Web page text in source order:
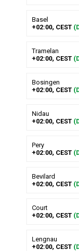
Basel
+02:00, CEST
Tramelan
+02:00, CEST
Bosingen
+02:00, CEST
Nidau
+02:00, CEST
Pery
+02:00, CEST
Bevilard
+02:00, CEST
Court
+02:00, CEST
Lengnau
+02:00, CEST